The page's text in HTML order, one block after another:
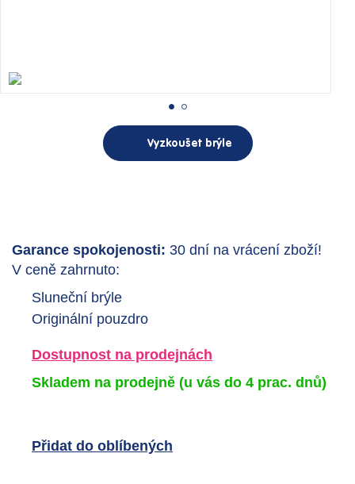
Vyzkoušet brýle
Garance spokojenosti: 30 dní na vrácení zboží!
V ceně zahrnuto:
Sluneční brýle
Originální pouzdro
Dostupnost na prodejnách
Skladem na prodejně (u vás do 4 prac. dnů)
Přidat do oblíbených